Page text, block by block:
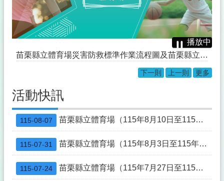
播放中
苗栗縣立體育場災害防救標準作業流程圖及苗栗縣立體育場災害防救標準作業流程說明
苗栗縣立體育場111年02月15日(星期二)起恢復原開放時段自每日05：00～22：00
「節水宣導」
修正「機場四周禁止施放有礙飛航安全物體」公告
原住民族委員會「Ayoi阿優依電商平台」活動優惠活動
修正苗栗縣「遙控無人機飛航活動之區域-時間及其他管理事項」公告
下一則 上一則 更多
活動快訊
115-08-07 苗栗縣立體育場（115年8月10日至115年8月16日）活動一覽表
115-07-31 苗栗縣立體育場（115年8月3日至115年8月9日）活動一覽表
115-07-24 苗栗縣立體育場（115年7月27日至115年8月2日）活動一覽表